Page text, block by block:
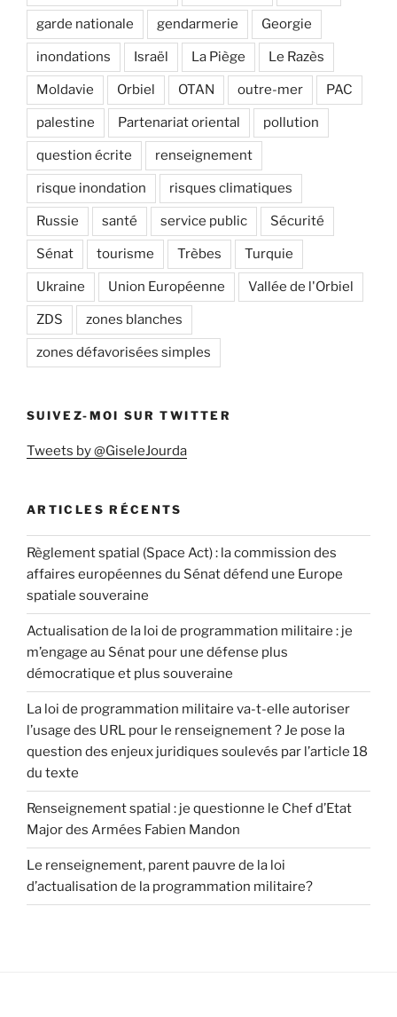
garde nationale gendarmerie Georgie
inondations Israël La Piège Le Razès
Moldavie Orbiel OTAN outre-mer PAC
palestine Partenariat oriental pollution
question écrite renseignement
risque inondation risques climatiques
Russie santé service public Sécurité
Sénat tourisme Trèbes Turquie
Ukraine Union Européenne Vallée de l'Orbiel
ZDS zones blanches
zones défavorisées simples
SUIVEZ-MOI SUR TWITTER
Tweets by @GiseleJourda
ARTICLES RÉCENTS
Règlement spatial (Space Act) : la commission des
affaires européennes du Sénat défend une Europe
spatiale souveraine
Actualisation de la loi de programmation militaire : je
m’engage au Sénat pour une défense plus
démocratique et plus souveraine
La loi de programmation militaire va-t-elle autoriser
l’usage des URL pour le renseignement ? Je pose la
question des enjeux juridiques soulevés par l’article 18
du texte
Renseignement spatial : je questionne le Chef d’Etat
Major des Armées Fabien Mandon
Le renseignement, parent pauvre de la loi
d’actualisation de la programmation militaire?